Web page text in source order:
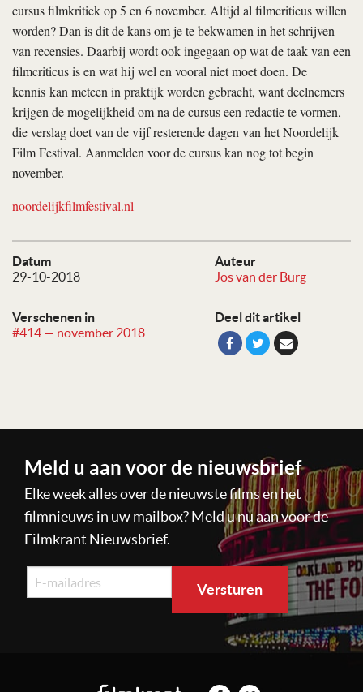
Datum
29-10-2018
Auteur
Jos van der Burg
Verschenen in
#414 — november 2018
Deel dit artikel
cursus filmkritiek op 5 en 6 november. Altijd al filmcriticus willen
worden? Dan is dit de kans om je te bekwamen in het schrijven
van recensies. Daarbij wordt ook ingegaan op wat de taak van een
filmcriticus is en wat hij wel en vooral niet moet doen. De
kennis kan meteen in praktijk worden gebracht, want deelnemers
krijgen de mogelijkheid om na de cursus een redactie te vormen,
die verslag doet van de vijf resterende dagen van het Noordelijk
Film Festival. Aanmelden voor de cursus kan nog tot begin
november.
noordelijkfilmfestival.nl
Meld u aan voor de nieuwsbrief
Elke week alles over de nieuwste films en het
filmnieuws in uw mailbox? Meld u nu aan voor de
Filmkrant Nieuwsbrief.